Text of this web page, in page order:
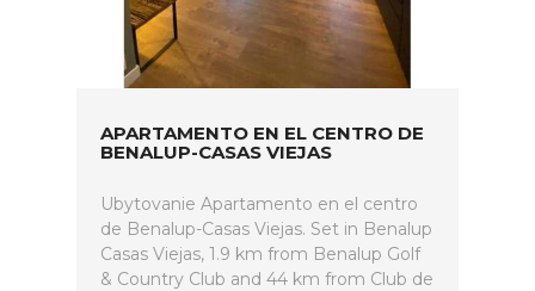
APARTAMENTO EN EL CENTRO DE
BENALUP-CASAS VIEJAS
Ubytovanie Apartamento en el centro
de Benalup-Casas Viejas. Set in Benalup
Casas Viejas, 1.9 km from Benalup Golf
& Country Club and 44 km from Club de